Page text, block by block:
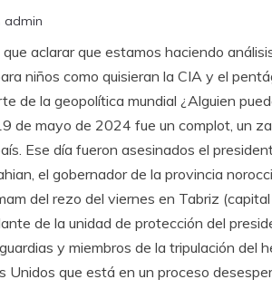
admin
que aclarar que estamos haciendo
niños como quisieran la CIA y el
de la geopolítica mundial ¿Alguien
de mayo de 2024 fue un complot, un
Ese día fueron asesinados el
el gobernador de la provincia
del rezo del viernes en Tabriz
de la unidad de protección del
y miembros de la tripulación del
Unidos que está en un proceso